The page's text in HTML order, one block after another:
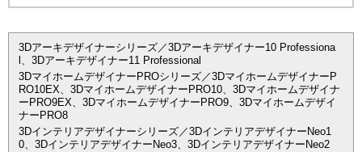
3Dアーキデザイナーシリーズ／3Dアーキデザイナー10 Professiona
l、3Dアーキデザイナー11 Professional
3DマイホームデザイナーPROシリーズ／3DマイホームデザイナーP
RO10EX、3DマイホームデザイナーPRO10、3Dマイホームデザイナ
ーPRO9EX、3DマイホームデザイナーPRO9、3Dマイホームデザイ
ナーPRO8
3Dインテリアデザイナーシリーズ／3DインテリアデザイナーNeo1
0、3DインテリアデザイナーNeo3、3DインテリアデザイナーNeo2